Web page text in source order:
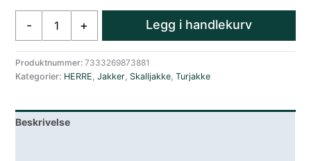
-
Performance
Hipe
Skalljakke
Herre
antall
+ Legg i handlekurv
Produktnummer:7333269873881
Kategorier: HERRE,Jakker, Skalljakke,Turjakke
Beskrivelse